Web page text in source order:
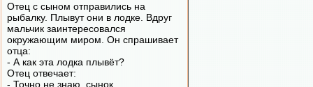
Отец с сыном отправились на
рыбалку. Плывут они в лодке. Вдруг
мальчик заинтересовался
окружающим миром. Он спрашивает
отца:
- А как эта лодка плывёт?
Отец отвечает:
- Точно не знаю, сынок.